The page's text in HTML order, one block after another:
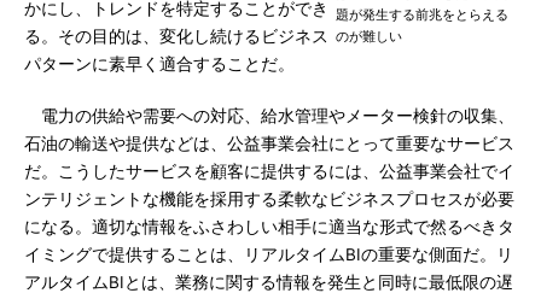
題が発生する前兆をとらえる
のが難しい
かにし、トレンドを特定することができ
る。その目的は、変化し続けるビジネス
パターンに素早く適合することだ。
電力の供給や需要への対応、給水管理やメーター検針の収集、
石油の輸送や提供などは、公益事業会社にとって重要なサービス
だ。こうしたサービスを顧客に提供するには、公益事業会社でイ
ンテリジェントな機能を採用する柔軟なビジネスプロセスが必要
になる。適切な情報をふさわしい相手に適当な形式で然るべきタ
イミングで提供することは、リアルタイムBIの重要な側面だ。リ
アルタイムBIとは、業務に関する情報を発生と同時に最低限の遅